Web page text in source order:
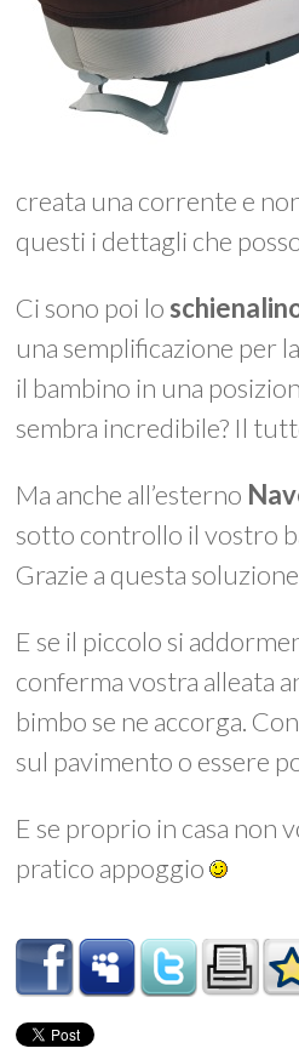
creata una corrente e
questi i dettagli che
Ci sono poi lo
una semplificazione per
il bambino in una
sembra incredibile? Il
Ma anche all’esterno
sotto controllo il vostro
Grazie a questa
E se il piccolo si
conferma vostra alleata
bimbo se ne accorga.
sul pavimento o essere
E se proprio in casa non
pratico appoggio